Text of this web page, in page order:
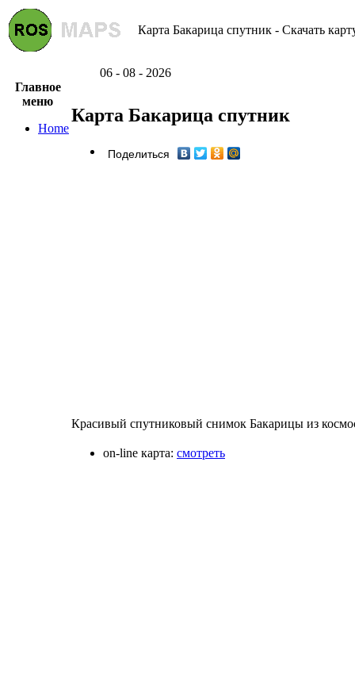
Карта Бакарица спутник - Скачать
06 - 08 - 2026
Главное
меню
Home
Карта Бакарица спутник
Поделиться
Красивый спутниковый снимок Бакарицы из
on-line карта: смотреть